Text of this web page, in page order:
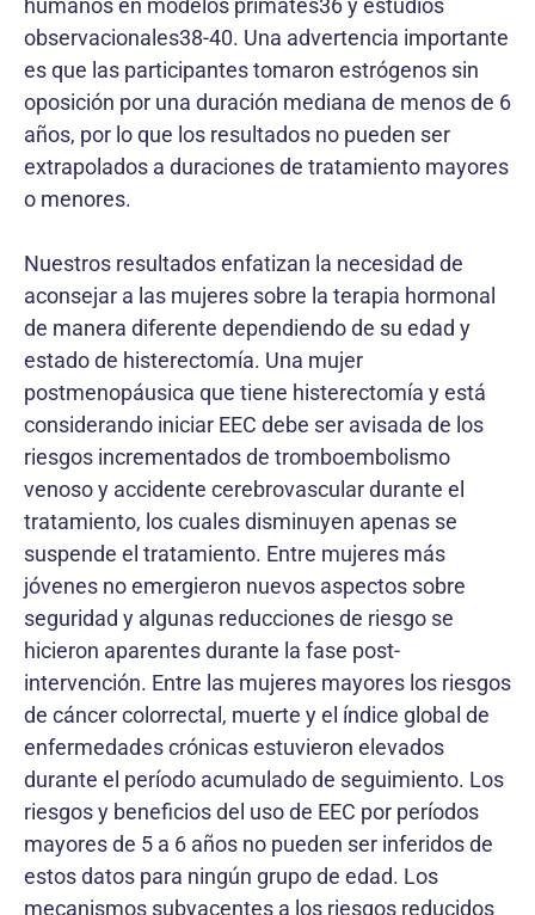
humanos en modelos primates36 y estudios
observacionales38-40. Una advertencia importante
es que las participantes tomaron estrógenos sin
oposición por una duración mediana de menos de 6
años, por lo que los resultados no pueden ser
extrapolados a duraciones de tratamiento mayores
o menores.
Nuestros resultados enfatizan la necesidad de
aconsejar a las mujeres sobre la terapia hormonal
de manera diferente dependiendo de su edad y
estado de histerectomía. Una mujer
postmenopáusica que tiene histerectomía y está
considerando iniciar EEC debe ser avisada de los
riesgos incrementados de tromboembolismo
venoso y accidente cerebrovascular durante el
tratamiento, los cuales disminuyen apenas se
suspende el tratamiento. Entre mujeres más
jóvenes no emergieron nuevos aspectos sobre
seguridad y algunas reducciones de riesgo se
hicieron aparentes durante la fase post-
intervención. Entre las mujeres mayores los riesgos
de cáncer colorrectal, muerte y el índice global de
enfermedades crónicas estuvieron elevados
durante el período acumulado de seguimiento. Los
riesgos y beneficios del uso de EEC por períodos
mayores de 5 a 6 años no pueden ser inferidos de
estos datos para ningún grupo de edad. Los
mecanismos subyacentes a los riesgos reducidos